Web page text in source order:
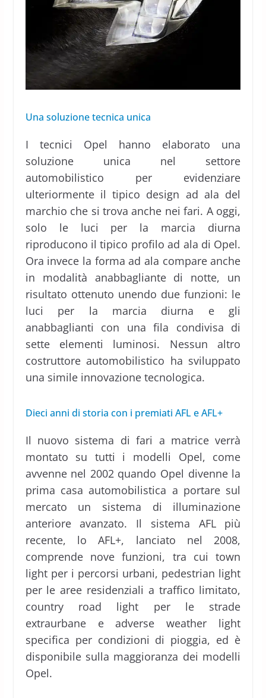
Una soluzione tecnica unica
I tecnici Opel hanno elaborato una
soluzione unica nel settore
automobilistico per evidenziare
ulteriormente il tipico design ad ala del
marchio che si trova anche nei fari. A oggi,
solo le luci per la marcia diurna
riproducono il tipico profilo ad ala di Opel.
Ora invece la forma ad ala compare anche
in modalità anabbagliante di notte, un
risultato ottenuto unendo due funzioni: le
luci per la marcia diurna e gli
anabbaglianti con una fila condivisa di
sette elementi luminosi. Nessun altro
costruttore automobilistico ha sviluppato
una simile innovazione tecnologica.
Dieci anni di storia con i premiati AFL e AFL+
Il nuovo sistema di fari a matrice verrà
montato su tutti i modelli Opel, come
avvenne nel 2002 quando Opel divenne la
prima casa automobilistica a portare sul
mercato un sistema di illuminazione
anteriore avanzato. Il sistema AFL più
recente, lo AFL+, lanciato nel 2008,
comprende nove funzioni, tra cui town
light per i percorsi urbani, pedestrian light
per le aree residenziali a traffico limitato,
country road light per le strade
extraurbane e adverse weather light
specifica per condizioni di pioggia, ed è
disponibile sulla maggioranza dei modelli
Opel.